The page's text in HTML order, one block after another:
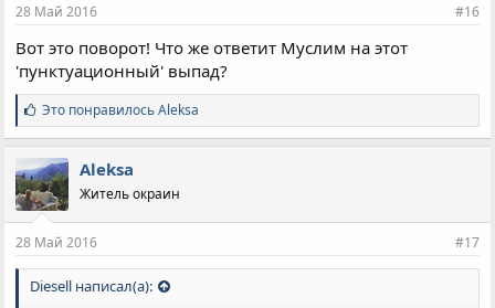
28 Май 2016 #16
Вот это поворот! Что же ответит Муслим на этот
'пунктуационный' выпад?
С
и
м
п
а
т
и
:
Это понравилосьAleksa
Aleksa
Житель окраин
28 Май 2016 #17
Diesell написал(а):